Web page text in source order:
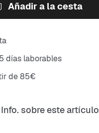
Añadir a la cesta
días laborables
de 85€
Info. sobre este artículo